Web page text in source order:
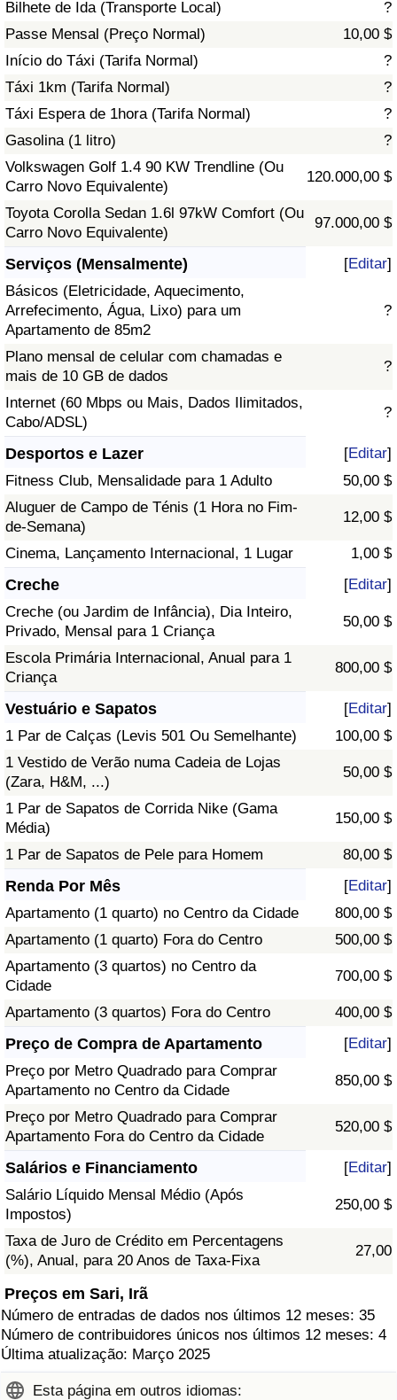
Bilhete de Ida (Transporte Local)
?
Passe Mensal (Preço Normal)
10,00 $
Início do Táxi (Tarifa Normal)
?
Táxi 1km (Tarifa Normal)
?
Táxi Espera de 1hora (Tarifa Normal)
?
Gasolina (1 litro)
?
Volkswagen Golf 1.4 90 KW Trendline (Ou
Carro Novo Equivalente)
120.000,00 $
Toyota Corolla Sedan 1.6l 97kW Comfort (Ou
Carro Novo Equivalente)
97.000,00 $
Serviços (Mensalmente) [Editar]
Básicos (Eletricidade, Aquecimento,
Arrefecimento, Água, Lixo) para um
Apartamento de 85m2
?
Plano mensal de celular com chamadas e
mais de 10 GB de dados
?
Internet (60 Mbps ou Mais, Dados Ilimitados,
Cabo/ADSL)
?
Desportos e Lazer [Editar]
Fitness Club, Mensalidade para 1 Adulto
50,00 $
Aluguer de Campo de Ténis (1 Hora no Fim-
de-Semana)
12,00 $
Cinema, Lançamento Internacional, 1 Lugar 1,00 $
Creche [Editar]
Creche (ou Jardim de Infância), Dia Inteiro,
Privado, Mensal para 1 Criança
50,00 $
Escola Primária Internacional, Anual para 1
Criança
800,00 $
Vestuário e Sapatos [Editar]
1 Par de Calças (Levis 501 Ou Semelhante)
100,00 $
1 Vestido de Verão numa Cadeia de Lojas
(Zara, H&M, ...)
50,00 $
1 Par de Sapatos de Corrida Nike (Gama
Média)
150,00 $
1 Par de Sapatos de Pele para Homem 80,00 $
Renda Por Mês [Editar]
Apartamento (1 quarto) no Centro da Cidade
800,00 $
Apartamento (1 quarto) Fora do Centro
500,00 $
Apartamento (3 quartos) no Centro da
Cidade
700,00 $
Apartamento (3 quartos) Fora do Centro 400,00 $
Preço de Compra de Apartamento [Editar]
Preço por Metro Quadrado para Comprar
Apartamento no Centro da Cidade
850,00 $
Preço por Metro Quadrado para Comprar
Apartamento Fora do Centro da Cidade
520,00 $
Salários e Financiamento [Editar]
Salário Líquido Mensal Médio (Após
Impostos)
250,00 $
Taxa de Juro de Crédito em Percentagens
(%), Anual, para 20 Anos de Taxa-Fixa
27,00
Preços em Sari, Irã
Número de entradas de dados nos últimos 12 meses: 35
Número de contribuidores únicos nos últimos 12 meses: 4
Última atualização: Março 2025
Esta página em outros idiomas: